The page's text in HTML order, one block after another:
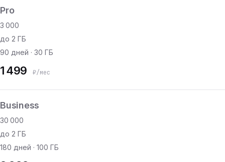
Pro
3 000
до 2 ГБ
90 дней · 30 ГБ
1 499 ₽/мес
Business
30 000
до 2 ГБ
180 дней · 100 ГБ